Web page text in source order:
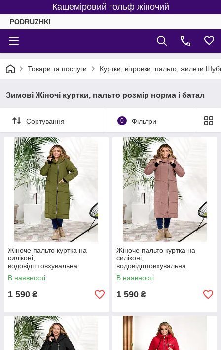
Кашеміровий гольф жіночий
PODRUZHKI
Товари та послуги Куртки, вітровки, пальто, жилети
Зимові Жіночі куртки, пальто розмір норма і батал
Сортування 0 Фільтри
Жіноче пальто куртка на
силіконі,
водовідштовхувальна
тканина Канада, розміри
0(44-46), 1(48-50); 2(52-54);
В наявності
1 590 ₴
Жіноче пальто куртка на
силіконі,
водовідштовхувальна
тканина Канада, розміри
0(44-46), 1(48-50); 2(52-54);
В наявності
1 590 ₴